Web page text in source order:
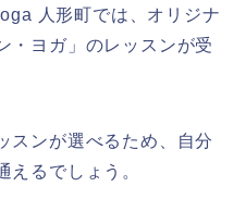
人形町では、オリジナ
・ヨガ」のレッスンが受
スンが選べるため、自分
えるでしょう。